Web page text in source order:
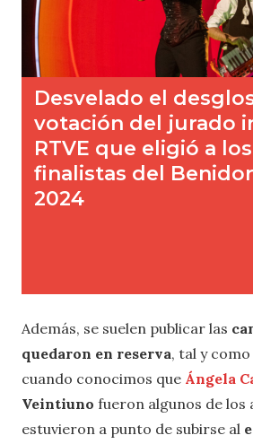
Además, se suelen publicar las
quedaron en reserva, tal y
cuando conocimos que Ángela
Veintiuno fueron algunos de los
estuvieron a punto de subirse al